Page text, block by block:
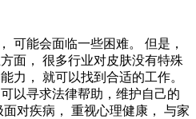
可能会面临一些困难。 但是，
面， 很多行业对皮肤没有特殊
力， 就可以找到合适的工作。
以寻求法律帮助，维护自己的
对疾病， 重视心理健康， 与家